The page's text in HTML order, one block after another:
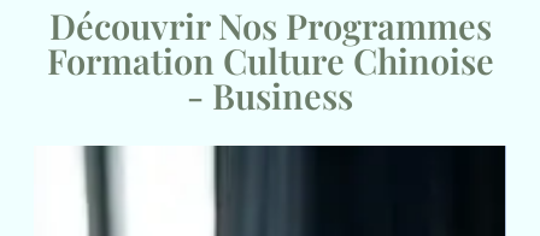
Découvrir Nos Programmes
Formation Culture Chinoise
- Business